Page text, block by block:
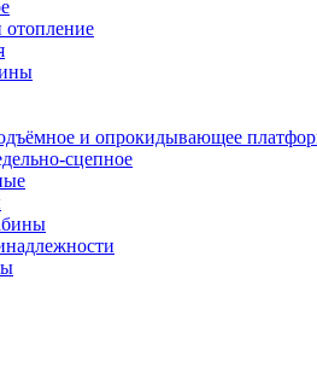
отопление
и опрокидывающее
сцепное